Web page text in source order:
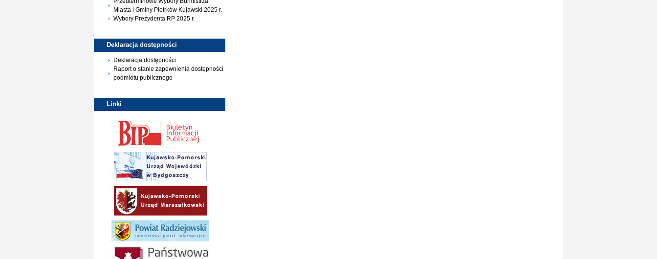
Miasta i Gminy Piotrków Kujawski 2025 r.
Wybory Prezydenta RP 2025 r.
Deklaracja dostępności
Deklaracja dostępności
Raport o stanie zapewnienia dostępności
podmiotu publicznego
Linki